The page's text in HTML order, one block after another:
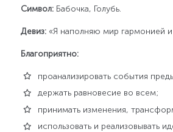
Символ:Бабочка, Голубь.
Девиз:«Я наполняю мир гармонией и
Благоприятно:
проанализировать события
держать равновесие во всем;
принимать изменения,
использовать и реализовывать